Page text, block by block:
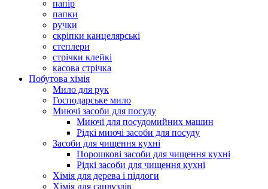
папір
папки
ручки
скріпки канцелярські
степлери
стрічки клейкі
касова стрічка
Побутова хімія
Мило для рук
Господарське мило
Миючі засоби для посуду
Миючі для посудомийних машин
Рідкі миючі засоби для посуду
Засоби для чищення кухні
Порошкові засоби для чищення кухні
Рідкі засоби для чищення кухні
Хімія для дерева і підлоги
Хімія для санвузлів